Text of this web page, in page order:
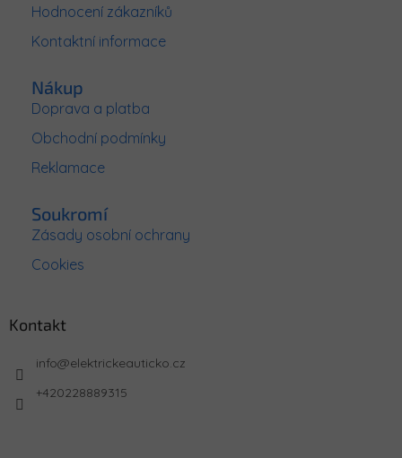
Hodnocení zákazníků
Kontaktní informace
Nákup
Doprava a platba
Obchodní podmínky
Reklamace
Soukromí
Zásady osobní ochrany
Cookies
Kontakt
info@elektrickeauticko.cz
+420228889315